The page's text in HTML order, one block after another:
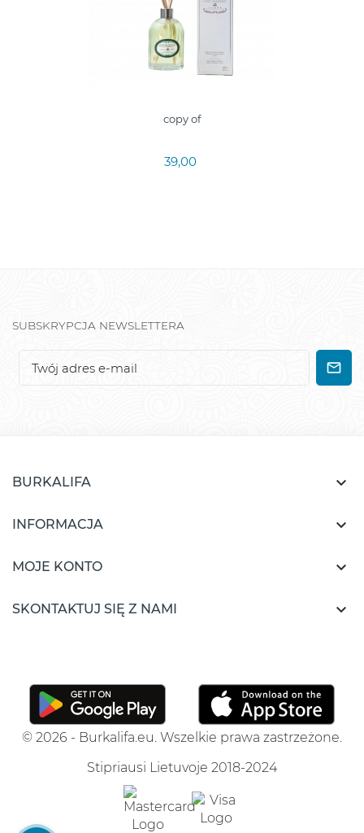
copy of
39,00
SUBSKRYPCJA NEWSLETTERA
BURKALIFA 
INFORMACJA 
MOJE KONTO 
SKONTAKTUJ SIĘ Z NAMI 
© 2026 - Burkalifa.eu. Wszelkie prawa zastrzeżone.
Stipriausi Lietuvoje 2018-2024